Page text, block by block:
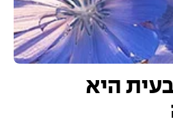
היא